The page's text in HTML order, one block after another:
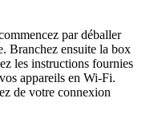
par déballer
Branchez ensuite la box
les instructions fournies
appareils en Wi-Fi.
de votre connexion